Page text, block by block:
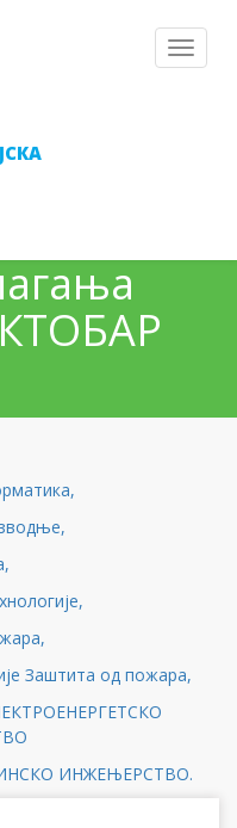
Toggle
Заштита од пожара,
ИНЖЕЊЕРСТВО.